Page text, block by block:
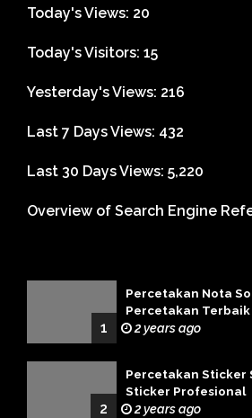
Today's Views: 20
Today's Visitors: 15
Yesterday's Views: 216
Last 7 Days Views: 432
Last 30 Days Views: 5,220
Overview of Search Engine
1
Percetakan Nota
Percetakan Terbaik
2 years ago
2
Percetakan Sticker
Sticker Profesional
2 years ago